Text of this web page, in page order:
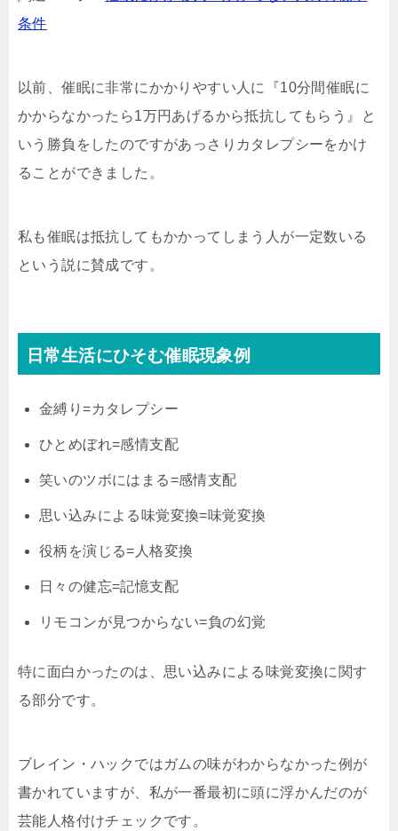
条件
以前、催眠に非常にかかりやすい人に『10分間催眠に
かからなかったら1万円あげるから抵抗してもらう』と
いう勝負をしたのですがあっさりカタレプシーをかけ
ることができました。
私も催眠は抵抗してもかかってしまう人が一定数いる
という説に賛成です。
日常生活にひそむ催眠現象例
金縛り=カタレプシー
ひとめぼれ=感情支配
笑いのツボにはまる=感情支配
思い込みによる味覚変換=味覚変換
役柄を演じる=人格変換
日々の健忘=記憶支配
リモコンが見つからない=負の幻覚
特に面白かったのは、思い込みによる味覚変換に関す
る部分です。
ブレイン・ハックではガムの味がわからなかった例が
書かれていますが、私が一番最初に頭に浮かんだのが
芸能人格付けチェックです。